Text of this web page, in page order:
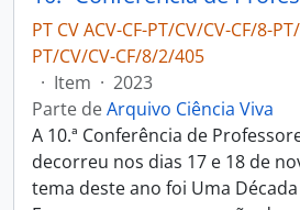
PT CV ACV-CF-PT/CV/CV-CF/8-
PT/CV/CV-CF/8/2/405
· Item · 2023
Parte deArquivo Ciência Viva
A 10.ª Conferência de
decorreu nos dias 17 e 18 de
tema deste ano foi Uma